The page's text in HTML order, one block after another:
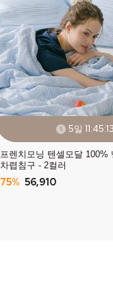
5일 11:45:11
프렌치모닝 텐셀모달 100%
차렵침구 - 2컬러
75% 56,910